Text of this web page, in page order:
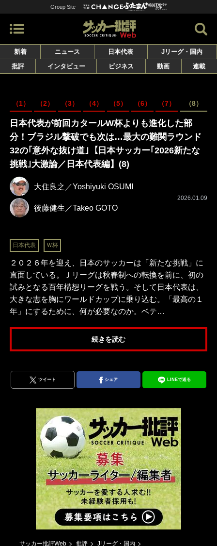
Group Site
新着 ニュース 日本代表
Jリーグ・国内
批評
インタビュー ビジネス 動画 連載
（1） （2） （3） （4） （5） （6） （7） （8）
日本代表が前回カタールW杯よりも進化した部
分！ブラジル撃破でも次は…最大の難関ラウンド
32の｢意外な抜け道｣【日本サッカー｢2026新たな
挑戦｣大激論／日本代表編】(8)
大住良之／Yoshiyuki OSUMI
後藤健生／Takeo GOTO
2026.01.09
日本代表 Ｗ杯
２０２６年を迎え、日本のサッカーは「新たな挑戦」に
直面している。Ｊリーグは秋春制への転換を前に、初の
試みとなる百年構想リーグを戦う。そして日本代表は、
大きな志を胸にワールドカップに乗り込む。「最高の１
年」にするために、何が必要なのか。ベテ…
続きを読む
ツイート シェア LINEで送る
サッカー批評Web 批評
Jリーグ・国内